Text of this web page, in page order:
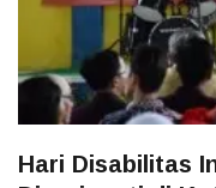
Hari Disabilitas